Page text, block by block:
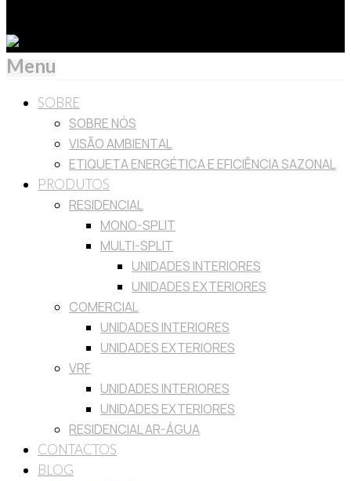
Menu
SOBRE
SOBRE NÓS
VISÃO AMBIENTAL
ETIQUETA ENERGÉTICA E EFICIÊNCIA SAZONAL
PRODUTOS
RESIDENCIAL
MONO-SPLIT
MULTI-SPLIT
UNIDADES INTERIORES
UNIDADES EXTERIORES
COMERCIAL
UNIDADES INTERIORES
UNIDADES EXTERIORES
VRF
UNIDADES INTERIORES
UNIDADES EXTERIORES
RESIDENCIAL AR-ÁGUA
CONTACTOS
BLOG